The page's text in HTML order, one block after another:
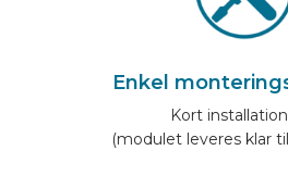
Enkel
Kort
(modulet leveres klar